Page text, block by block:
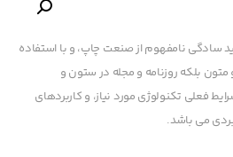
سادگی نامفهوم از صنعت چاپ، و با استفاده
متون بلکه روزنامه و مجله در ستون و
فعلی تکنولوژی مورد نیاز، و کاربردهای
می باشد.